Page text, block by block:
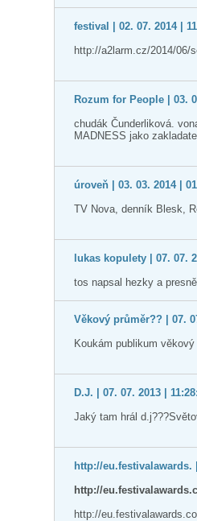
festival | 02. 07. 2014 |
http://a2larm.cz/2014/06/
Rozum for People | 03.
chudák Čunderliková.
MADNESS jako
úroveň | 03. 03. 2014 |
TV Nova, denník Blesk,
lukas kopulety | 07. 07.
tos napsal hezky a presně
Věkový průměr?? | 07.
Koukám publikum
D.J. | 07. 07. 2013 |
Jaký tam hrál
http://eu.festivalawards.
http://
http://